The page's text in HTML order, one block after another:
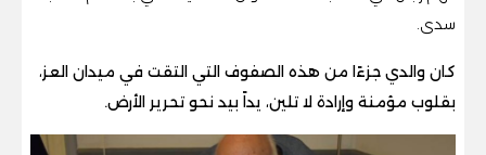
سدى.
كان والدي جزءًا من هذه الصفوف التي التقت في ميدان العز،
بقلوب مؤمنة وإرادة لا تلين، يداً بيد نحو تحرير الأرض.